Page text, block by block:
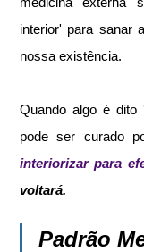
interior' para sanar
nossa existência.
Quando algo é dito
pode ser curado
interiorizar para
voltará.
Padrão